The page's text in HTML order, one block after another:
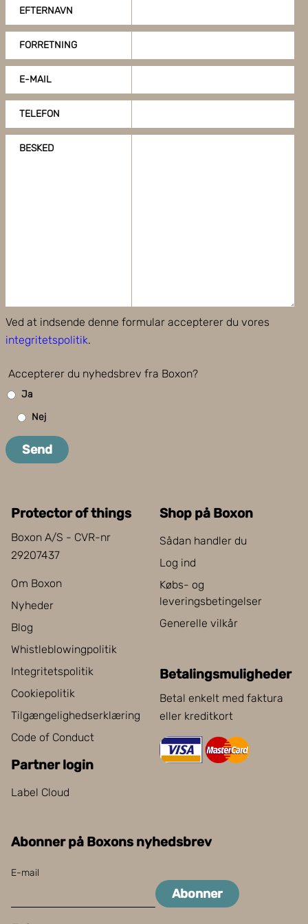
profil kan ikke hænge sammen
EFTERNAVN
FORRETNING
E-MAIL
TELEFON
BESKED
Ved at indsende denne formular accepterer du vores
integritetspolitik.
Accepterer du nyhedsbrev fra Boxon?
Ja
Nej
Send
Protector of things
Boxon A/S - CVR-nr
29207437
Om Boxon
Nyheder
Blog
Whistleblowingpolitik
Integritetspolitik
Cookiepolitik
Tilgængelighedserklæring
Code of Conduct
Partner login
Label Cloud
Shop på Boxon
Sådan handler du
Log ind
Købs- og
leveringsbetingelser
Generelle vilkår
Betalingsmuligheder
Betal enkelt med faktura
eller kreditkort
Abonner på Boxons nyhedsbrev
E-mail
Abonner